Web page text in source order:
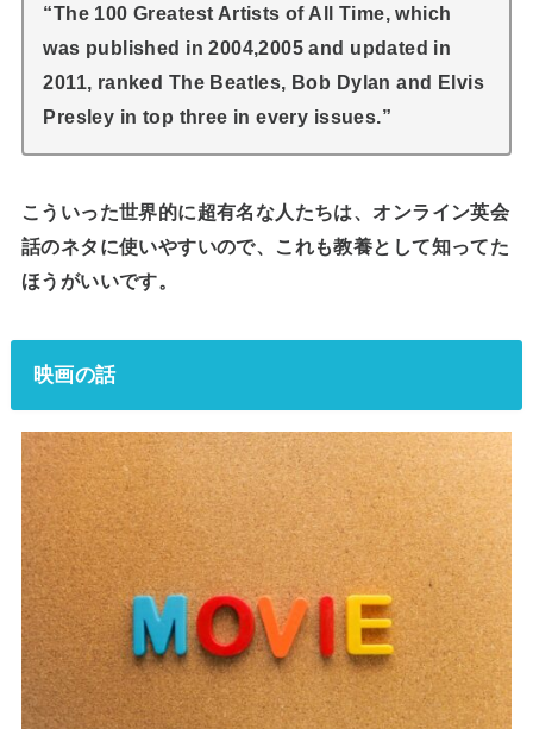
“The 100 Greatest Artists of All Time, which
was published in 2004,2005 and updated in
2011, ranked The Beatles, Bob Dylan and Elvis
Presley in top three in every issues.”
こういった世界的に超有名な人たちは、オンライン英会
話のネタに使いやすいので、これも教養として知ってた
ほうがいいです。
映画の話